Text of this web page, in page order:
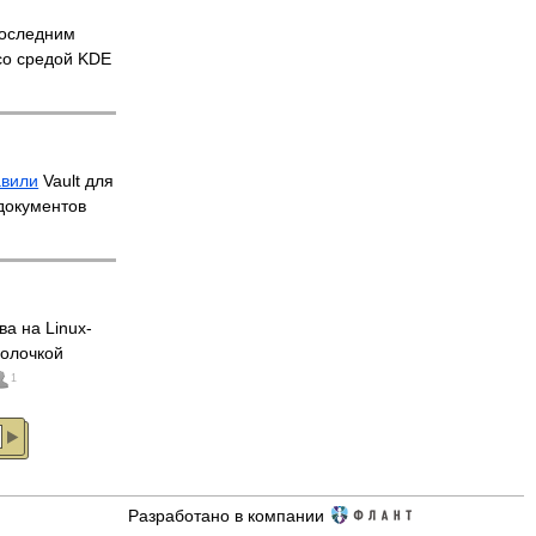
средой KDE
Vault для
на Linux-
1
Разработано в компании